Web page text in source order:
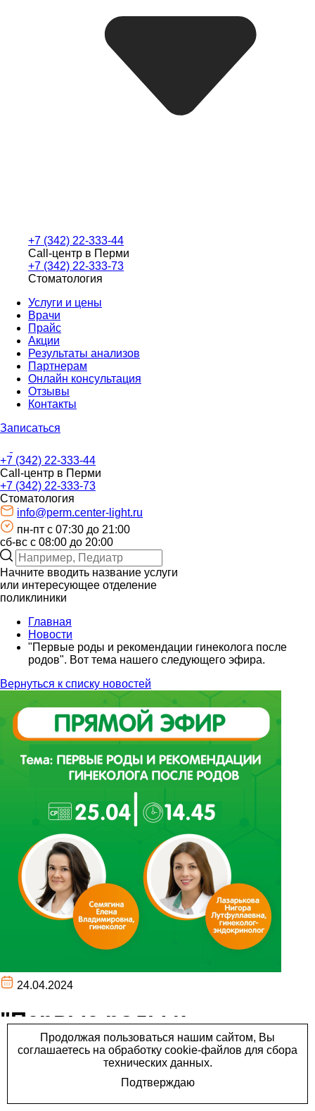
+7 (342) 22-333-44
Call-центр в Перми
+7 (342) 22-333-73
Стоматология
Услуги и цены
Врачи
Прайс
Акции
Результаты анализов
Партнерам
Онлайн консультация
Отзывы
Контакты
Записаться
+7 (342) 22-333-44
Call-центр в Перми
+7 (342) 22-333-73
Стоматология
info@perm.center-light.ru
пн-пт c 07:30 до 21:00
сб-вс с 08:00 до 20:00
Начните вводить название услуги
или интересующее отделение
поликлиники
Главная
Новости
"Первые роды и рекомендации гинеколога после
родов". Вот тема нашего следующего эфира.
Вернуться к списку новостей
24.04.2024
"Первые роды и
рекомендации гинеколога
после родов". Вот тема
нашего следующего эфира.